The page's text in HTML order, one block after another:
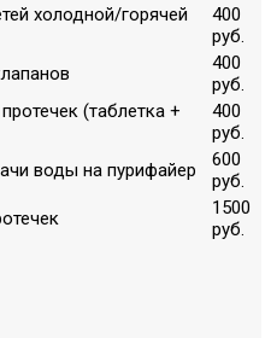
холодной/горячей
400
руб.
400
руб.
(таблетка +
400
руб.
воды на пурифайер
600
руб.
1500
руб.